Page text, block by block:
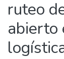
ruteo
abierto